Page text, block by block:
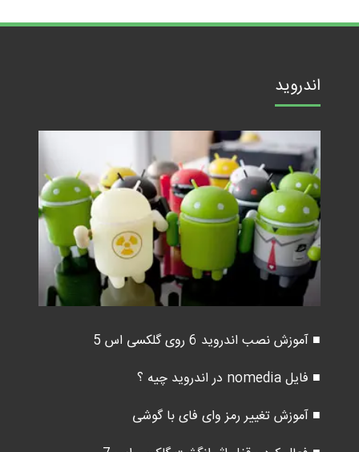
اندروید
■ آموزش نصب اندروید 6 روی گلکسی اس 5
■ فایل nomedia در اندروید چیه ؟
■ آموزش تغییر رمز وای فای با گوشی